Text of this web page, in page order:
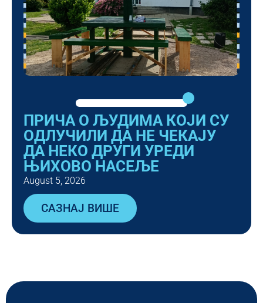
ПРИЧА О ЉУДИМА КОЈИ СУ
ОДЛУЧИЛИ ДА НЕ ЧЕКАЈУ
ДА НЕКО ДРУГИ УРЕДИ
ЊИХОВО НАСЕЉЕ
August 5, 2026
САЗНАЈ ВИШЕ